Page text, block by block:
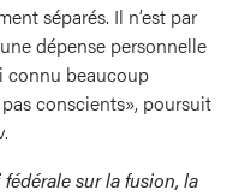
séparés. Il n’est par
dépense personnelle
connu beaucoup
conscients», poursuit
sur la fusion, la